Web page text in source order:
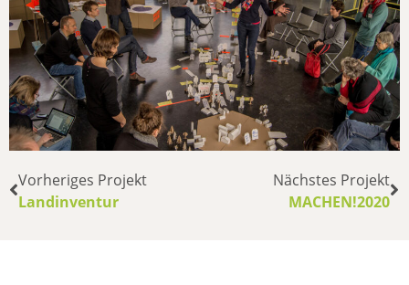
Vorheriges Projekt
Landinventur
Nächstes Projekt
MACHEN!2020